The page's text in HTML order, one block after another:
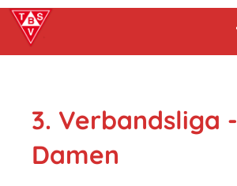
3. Verbandsliga -
Damen